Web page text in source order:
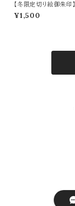
【冬限定切り絵御朱印
Sirius-（A6サイズ）
¥1,500